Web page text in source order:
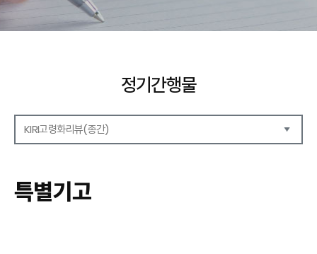
정기간행물
KIRI고령화리뷰(종간)
보험금융연구
KIRI 리포트
특별기고